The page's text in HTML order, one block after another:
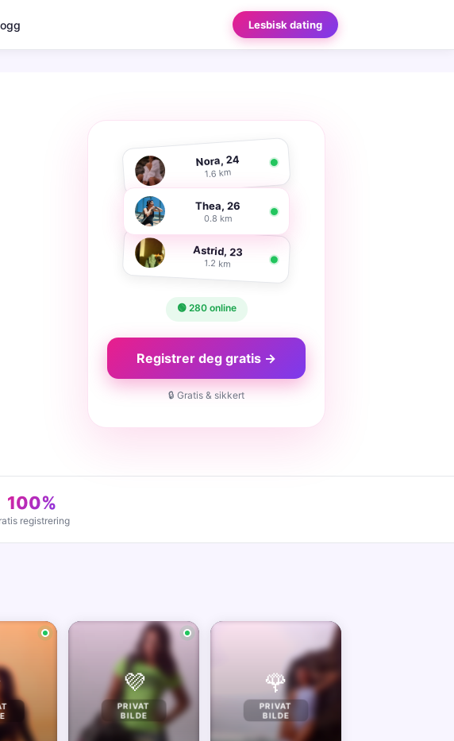
Lesbisk dating
Nora, 24
1.6 km
Thea, 26
0.8 km
Astrid, 23
1.2 km
🟢 280 online
Registrer deg gratis →
🔒 Gratis & sikkert
100%
registrering
💜
PRIVAT
BILDE
🌹
PRIVAT
BILDE